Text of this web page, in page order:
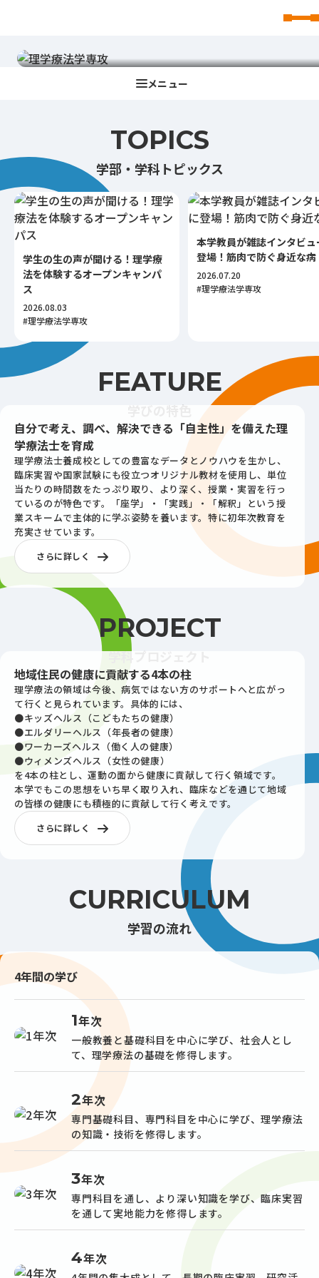
学部・学科トピックス
TOPICS
学生の生の声が聞ける！理学療
法を体験するオープンキャンパ
ス
2026.08.03
#理学療法学専攻
本学教員が雑誌インタビ
登場！筋肉で防ぐ身近な病
2026.07.20
#理学療法学専攻
学びの特色
FEATURE
自分で考え、調べ、解決できる「自主性」を備えた理
学療法士を育成
理学療法士養成校としての豊富なデータとノウハウを生かし、
臨床実習や国家試験にも役立つオリジナル教材を使用し、単位
当たりの時間数をたっぷり取り、より深く、授業・実習を行っ
ているのが特色です。「座学」・「実践」・「解釈」という授
業スキームで主体的に学ぶ姿勢を養います。特に初年次教育を
充実させています。
さらに詳しく
学科プロジェクト
PROJECT
地域住民の健康に貢献する4本の柱
理学療法の領域は今後、病気ではない方のサポートへと広がっ
て行くと見られています。具体的には、
●キッズヘルス（こどもたちの健康）
●エルダリーヘルス（年長者の健康）
●ワーカーズヘルス（働く人の健康）
●ウィメンズヘルス（女性の健康）
を4本の柱とし、運動の面から健康に貢献して行く領域です。
本学でもこの思想をいち早く取り入れ、臨床などを通じて地域
の皆様の健康にも積極的に貢献して行く考えです。
さらに詳しく
学習の流れ
CURRICULUM
4年間の学び
1年次
一般教養と基礎科目を中心に学び、社会人とし
て、理学療法の基礎を修得します。
2年次
専門基礎科目、専門科目を中心に学び、理学療法
の知識・技術を修得します。
3年次
専門科目を通し、より深い知識を学び、臨床実習
を通して実地能力を修得します。
4年次